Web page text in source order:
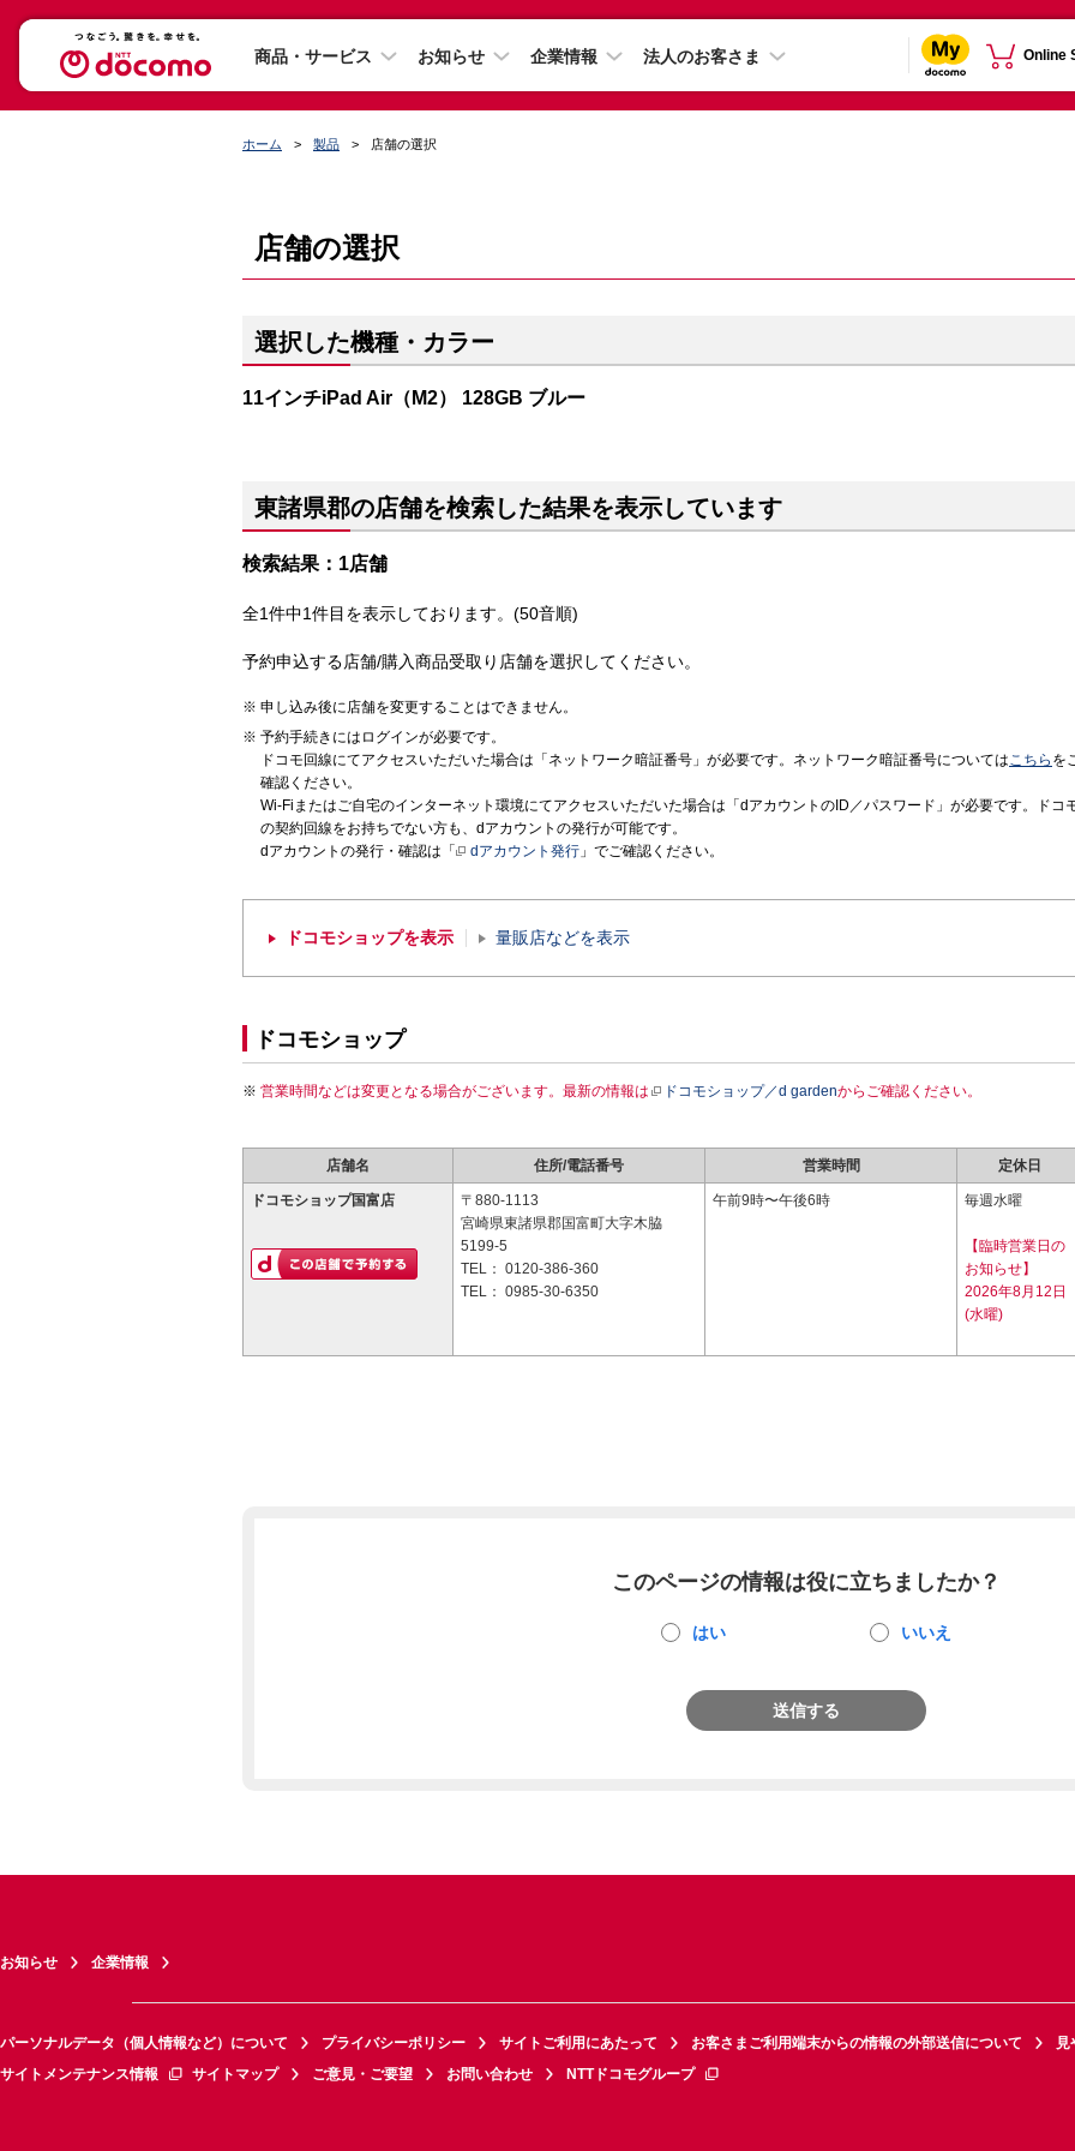
商品・サービス お知らせ 企業情報 法人のお客さま Online
ホーム 製品 店舗の選択
店舗の選択
選択した機種・カラー
11インチiPad Air（M2） 128GB ブルー
東諸県郡の店舗を検索した結果を表示しています
検索結果：1店舗
全1件中1件目を表示しております。(50音順)
予約申込する店舗/購入商品受取り店舗を選択してください。
申し込み後に店舗を変更することはできません。
予約手続きにはログインが必要です。
ドコモ回線にてアクセスいただいた場合は「ネットワーク暗証番号」が必要です。ネットワーク暗証番号についてはこちら を
確認ください。
Wi-Fiまたはご自宅のインターネット環境にてアクセスいただいた場合は「dアカウントのID／パスワード」が必要です。ドコ
の契約回線をお持ちでない方も、dアカウントの発行が可能です。
dアカウントの発行・確認は「
dアカウント発行 」でご確認ください。
ドコモショップを表示 量販店などを表示
ドコモショップ
営業時間などは変更となる場合がございます。最新の情報は ドコモショップ／d gardenからご確認ください。
店舗名 住所/電話番号 営業時間 定休日
ドコモショップ国富店
〒880-1113
宮崎県東諸県郡国富町大字木脇
5199-5
TEL： 0120-386-360
TEL： 0985-30-6350
午前9時〜午後6時 毎週水曜
【臨時営業日の
お知らせ】
2026年8月12日
(水曜)
このページの情報は役に立ちましたか？
はい いいえ
送信する
お知らせ 企業情報
パーソナルデータ（個人情報など）について プライバシーポリシー サイトご利用にあたって お客さまご利用端末からの情報の外部送信について
見
サイトメンテナンス情報
サイトマップ ご意見・ご要望 お問い合わせ NTTドコモグループ